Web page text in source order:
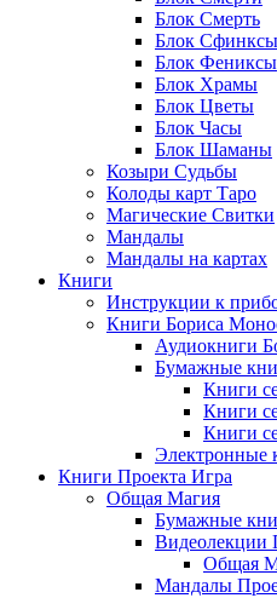
Блок Смерть
Блок Сфинксы
Блок Фениксы
Блок Храмы
Блок Цветы
Блок Часы
Блок Шаманы
Козыри Судьбы
Колоды карт Таро
Магические Свитки
Мандалы
Мандалы на картах
Книги
Инструкции к
Книги Бориса
Аудиокниги
Бумажные
Книги
Книги
Книги
Электронные
Книги Проекта Игра
Общая Магия
Бумажные
Видеолекции
Общая
Мандалы